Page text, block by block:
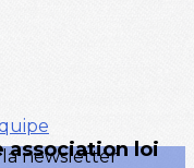
newsletter
association loi